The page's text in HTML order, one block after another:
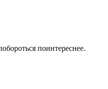
поинтереснее.